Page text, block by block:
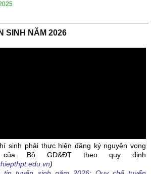
SINH NĂM 2026
sinh phải thực hiện đăng ký nguyện vọng
Bộ GD&ĐT theo quy định
)